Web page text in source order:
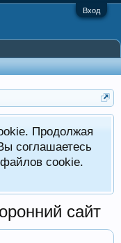
Вход
Продолжая
соглашаетесь
cookie.
сайт